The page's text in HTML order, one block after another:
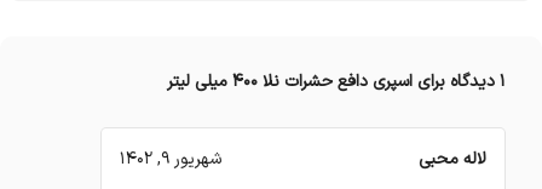
1 دیدگاه برای اسپری دافع حشرات نلا 400 میلی لیتر
لاله محبی
شهریور 9, 1402